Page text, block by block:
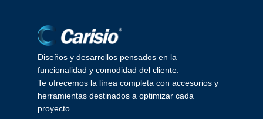
Diseños y desarrollos pensados en la
funcionalidad y comodidad del cliente.
Te ofrecemos la línea completa con accesorios y
herramientas destinados a optimizar cada
proyecto